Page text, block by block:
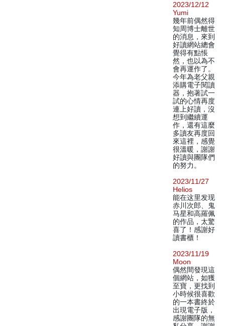
2023/12/12
Yumi
幾年前偶然得
知周博士離世
的消息，來到
好讀網站總會
覺得有點悵
然，也以為不
會再運作了。
今年為老父親
添購電子閱讀
器，抱著試一
試的心情再度
連上好讀，沒
想到繼續運
作，還有這麼
多讀友再度回
來這裡，感覺
很溫暖，謝謝
好讀與團隊們
的努力。
2023/11/27
Helios
能在这里发现
赤川次郎、鬼
马星和高羅佩
的作品，太驚
喜了！感謝好
讀書櫃！
2023/11/19
Moon
偶然間發現這
個網站，如獲
至寶，更找到
小時候很喜歡
的一本書終於
出現電子版，
感謝團隊的無